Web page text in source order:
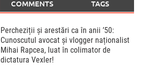
COMMENTS TAGS
Percheziții și arestări ca în anii ’50:
Cunoscutul avocat și vlogger naționalist
Mihai Rapcea, luat în colimator de
dictatura Vexler!